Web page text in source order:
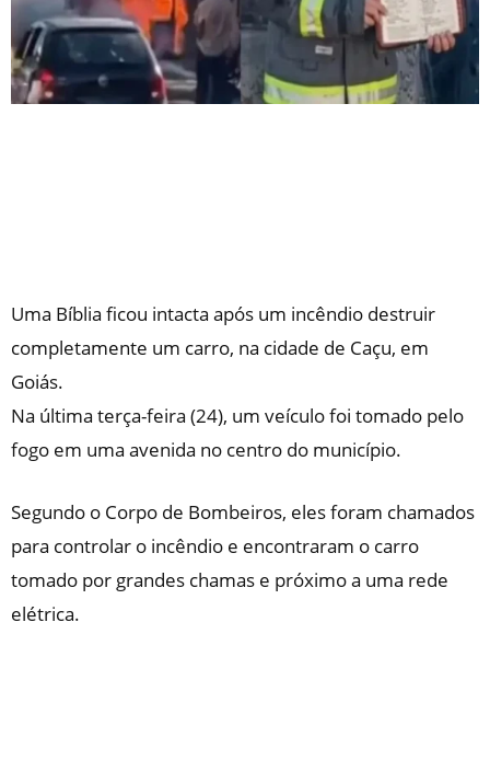
Uma Bíblia ficou intacta após um incêndio destruir
completamente um carro, na cidade de Caçu, em
Goiás.
Na última terça-feira (24), um veículo foi tomado pelo
fogo em uma avenida no centro do município.
Segundo o Corpo de Bombeiros, eles foram chamados
para controlar o incêndio e encontraram o carro
tomado por grandes chamas e próximo a uma rede
elétrica.